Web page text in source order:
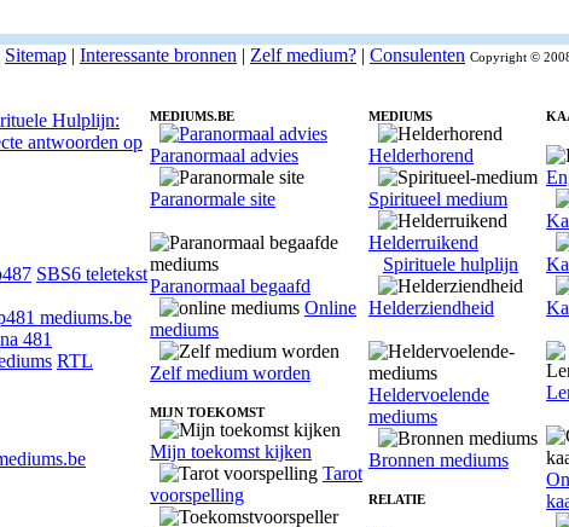
Sitemap | Interessante bronnen | Zelf medium? | Consulenten Copyright ©
SBS6 teletekst
481
RTL
MEDIUMS.BE
Paranormaal advies
Paranormale site
Paranormaal begaafd
Online
mediums
Zelf medium worden
MIJN TOEKOMST
Mijn toekomst kijken
Tarot
voorspelling
MEDIUMS
Helderhorend
Spiritueel medium
Helderruikend
Spirituele hulplijn
Helderziendheid
Heldervoelende
mediums
Bronnen mediums
RELATIE